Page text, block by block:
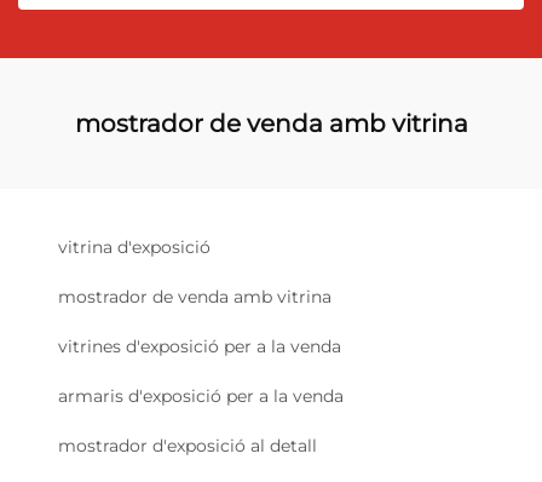
mostrador de venda amb vitrina
vitrina d'exposició
mostrador de venda amb vitrina
vitrines d'exposició per a la venda
armaris d'exposició per a la venda
mostrador d'exposició al detall